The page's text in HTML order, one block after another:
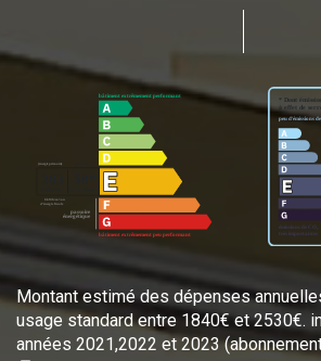
Montant estimé des dépenses
usage standard entre 1840€ et 2530€.
années 2021,2022 et 2023